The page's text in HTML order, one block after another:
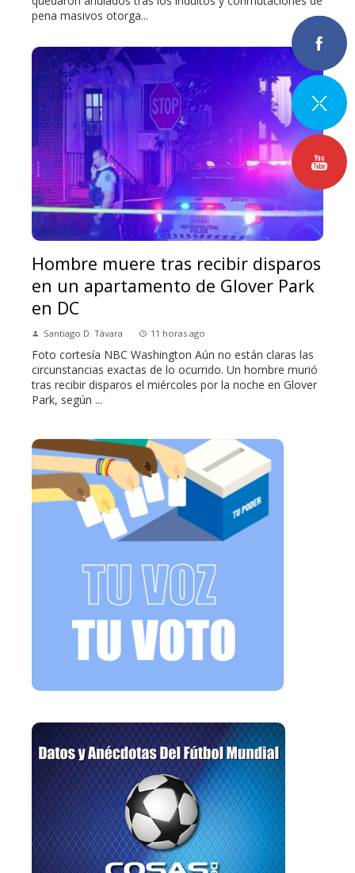
pena masivos otorga...
Hombre muere tras recibir disparos
en un apartamento de Glover Park
en DC
Santiago D. Távara 11 horas ago
Foto cortesía NBC Washington Aún no están claras las
circunstancias exactas de lo ocurrido. Un hombre murió
tras recibir disparos el miércoles por la noche en Glover
Park, según ...